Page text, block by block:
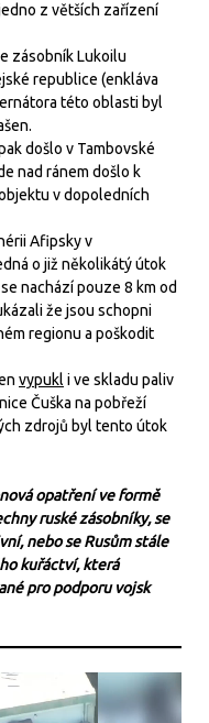
z větších zařízení
zásobník Lukoilu
republice (enkláva
této oblasti byl
došlo v Tambovské
nad ránem došlo k
v dopoledních
Afipsky v
o již několikátý útok
nachází pouze 8 km od
že jsou schopni
regionu a poškodit
vypukl i ve skladu paliv
Čuška na pobřeží
zdrojů byl tento útok
opatření ve formě
ruské zásobníky, se
nebo se Rusům stále
kuřáctví, která
pro podporu vojsk